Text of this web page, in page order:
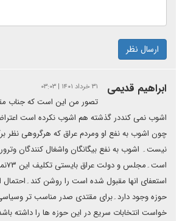
ارسال نظر
ابراهیم قدیمی ۳۱ خرداد ۱۴۰۱ | ۰۳:۰۳
تصور من این است که جناب
اشوب نمی کنددر گذشته هم اشوب نکرده است
چون اشوب به نفع او ومردم عراق که هرگروهی نظر
نیست۔ اشوب به نفع بیگانگان واشغال کنندگان
حوزه وجود دارد۔برای مقتدی صدر مناسب تر
خواست انتخابات سریع در این حوزه ها را داشته